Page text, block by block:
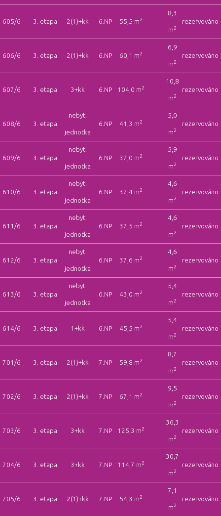
605/6 3. etapa 2(1)+kk 6.NP 55,5 m2
8,3
m2
rezervováno
606/6 3. etapa 2(1)+kk 6.NP 60,1 m2
6,9
m2
rezervováno
607/6 3. etapa 3+kk 6.NP 104,0 m2
10,8
m2
rezervováno
608/6 3. etapa
nebyt.
jednotka
6.NP 41,3 m2
5,0
m2
rezervováno
609/6 3. etapa
nebyt.
jednotka
6.NP 37,0 m2
5,9
m2
rezervováno
610/6 3. etapa
nebyt.
jednotka
6.NP 37,4 m2
4,6
m2
rezervováno
611/6 3. etapa
nebyt.
jednotka
6.NP 37,5 m2
4,6
m2
rezervováno
612/6 3. etapa
nebyt.
jednotka
6.NP 37,6 m2
4,6
m2
rezervováno
613/6 3. etapa
nebyt.
jednotka
6.NP 43,0 m2
5,4
m2
rezervováno
614/6 3. etapa 1+kk 6.NP 45,5 m2
5,4
m2
rezervováno
701/6 3. etapa 2(1)+kk 7.NP 59,8 m2
8,7
m2
rezervováno
702/6 3. etapa 2(1)+kk 7.NP 67,1 m2
9,5
m2
rezervováno
703/6 3. etapa 3+kk 7.NP 125,3 m2
36,3
m2
rezervováno
704/6 3. etapa 3+kk 7.NP 114,7 m2
30,7
m2
rezervováno
705/6 3. etapa 2(1)+kk 7.NP 54,3 m2
7,1
m2
rezervováno